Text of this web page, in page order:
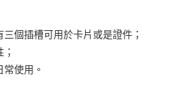
)免運費
個插槽可用於卡片或是證件；
使用。